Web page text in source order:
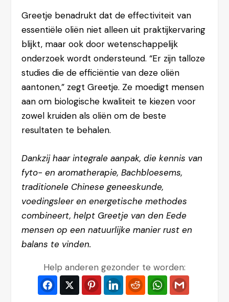
Greetje benadrukt dat de effectiviteit van
essentiële oliën niet alleen uit praktijkervaring
blijkt, maar ook door wetenschappelijk
onderzoek wordt ondersteund. “Er zijn talloze
studies die de efficiëntie van deze oliën
aantonen,” zegt Greetje. Ze moedigt mensen
aan om biologische kwaliteit te kiezen voor
zowel kruiden als oliën om de beste
resultaten te behalen.
Dankzij haar integrale aanpak, die kennis van
fyto- en aromatherapie, Bachbloesems,
traditionele Chinese geneeskunde,
voedingsleer en energetische methodes
combineert, helpt Greetje van den Eede
mensen op een natuurlijke manier rust en
balans te vinden.
Help anderen gezonder te worden:
FacebookTwitter PinterestLinkedIn Reddit WhatsApp